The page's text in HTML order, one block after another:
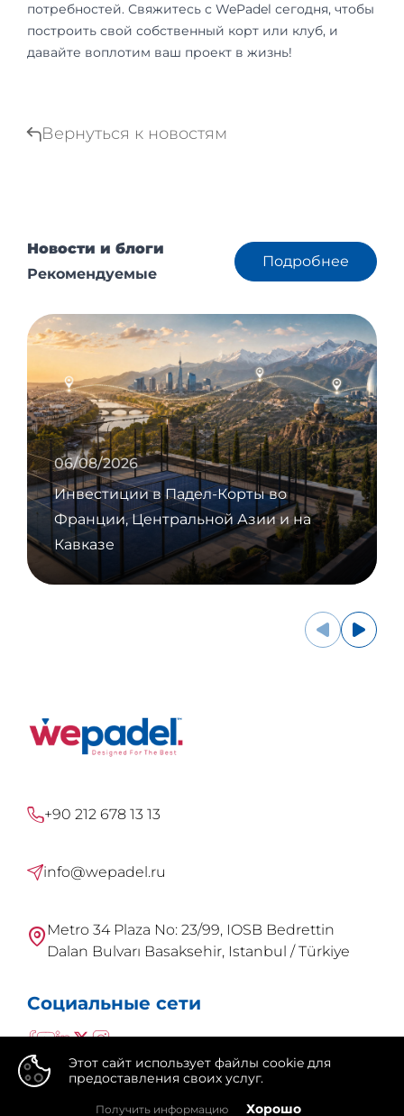
потребностей. Свяжитесь с WePadel сегодня, чтобы
построить свой собственный корт или клуб, и
давайте воплотим ваш проект в жизнь!
Вернуться к новостям
Новости и блоги
Рекомендуемые
Подробнее
06/08/2026
Инвестиции в Падел-Корты во
Франции, Центральной Азии и на
Кавказе
+90 212 678 13 13
info@wepadel.ru
Metro 34 Plaza No: 23/99, IOSB Bedrettin
Dalan Bulvarı Basaksehir, Istanbul / Türkiye
Социальные сети
Этот сайт использует файлы cookie для
предоставления своих услуг.
Получить информацию Хорошо